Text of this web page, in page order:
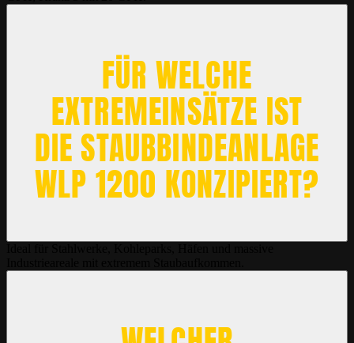
FÜR WELCHE
EXTREMEINSÄTZE IST
DIE STAUBBINDEANLAGE
WLP 1200 KONZIPIERT?